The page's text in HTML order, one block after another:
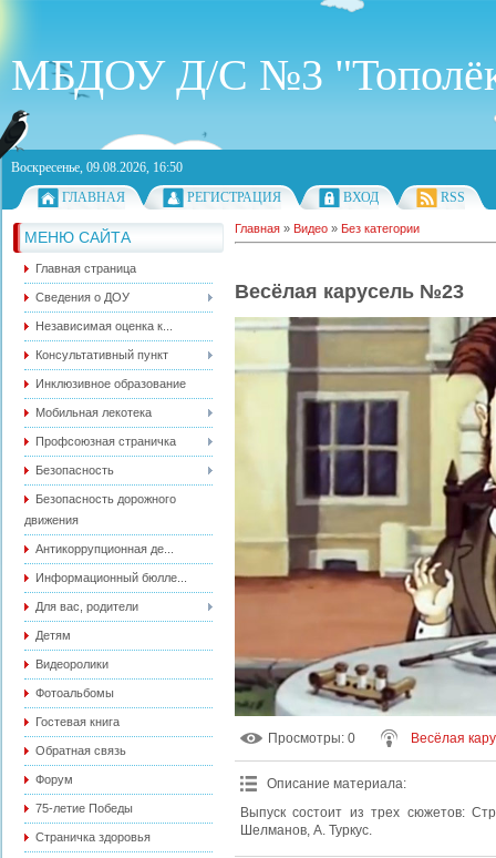
МБДОУ Д/С №3
Воскресенье, 09.08.2026, 16:50
ГЛАВНАЯ
РЕГИСТРАЦИЯ ВХОД RSS
МЕНЮ САЙТА
Главная страница
Сведения о ДОУ
Независимая оценка к...
Консультативный пункт
Инклюзивное образование
Мобильная лекотека
Профсоюзная страничка
Безопасность
Безопасность дорожного
движения
Антикоррупционная де...
Информационный бюлле...
Для вас, родители
Детям
Видеоролики
Фотоальбомы
Гостевая книга
Обратная связь
Форум
75-летие Победы
Страничка здоровья
Главная » Видео » Без категории
Весёлая карусель №23
Просмотры: 0 Весёлая
Описание материала:
Выпуск состоит из трех сюжетов:
Шелманов, А. Туркус.